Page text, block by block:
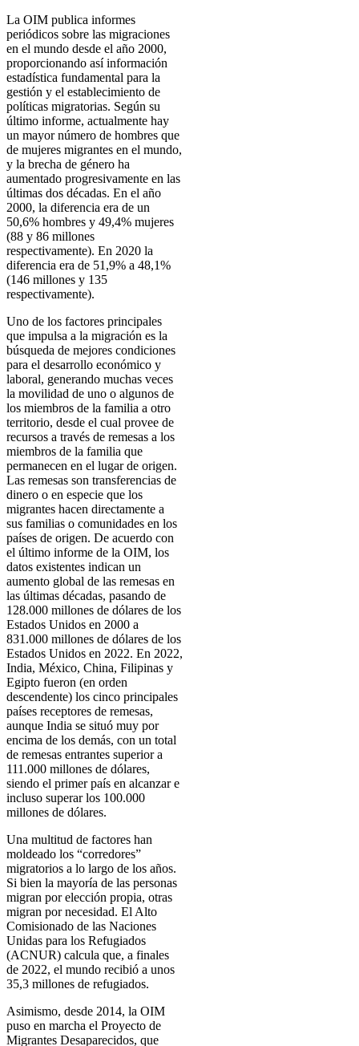
La OIM publica informes
periódicos sobre las migraciones
en el mundo desde el año 2000,
proporcionando así información
estadística fundamental para la
gestión y el establecimiento de
políticas migratorias. Según su
último informe, actualmente hay
un mayor número de hombres que
de mujeres migrantes en el mundo,
y la brecha de género ha
aumentado progresivamente en las
últimas dos décadas. En el año
2000, la diferencia era de un
50,6% hombres y 49,4% mujeres
(88 y 86 millones
respectivamente). En 2020 la
diferencia era de 51,9% a 48,1%
(146 millones y 135
respectivamente).
Uno de los factores principales
que impulsa a la migración es la
búsqueda de mejores condiciones
para el desarrollo económico y
laboral, generando muchas veces
la movilidad de uno o algunos de
los miembros de la familia a otro
territorio, desde el cual provee de
recursos a través de remesas a los
miembros de la familia que
permanecen en el lugar de origen.
Las remesas son transferencias de
dinero o en especie que los
migrantes hacen directamente a
sus familias o comunidades en los
países de origen. De acuerdo con
el último informe de la OIM, los
datos existentes indican un
aumento global de las remesas en
las últimas décadas, pasando de
128.000 millones de dólares de los
Estados Unidos en 2000 a
831.000 millones de dólares de los
Estados Unidos en 2022. En 2022,
India, México, China, Filipinas y
Egipto fueron (en orden
descendente) los cinco principales
países receptores de remesas,
aunque India se situó muy por
encima de los demás, con un total
de remesas entrantes superior a
111.000 millones de dólares,
siendo el primer país en alcanzar e
incluso superar los 100.000
millones de dólares.
Una multitud de factores han
moldeado los “corredores”
migratorios a lo largo de los años.
Si bien la mayoría de las personas
migran por elección propia, otras
migran por necesidad. El Alto
Comisionado de las Naciones
Unidas para los Refugiados
(ACNUR) calcula que, a finales
de 2022, el mundo recibió a unos
35,3 millones de refugiados.
Asimismo, desde 2014, la OIM
puso en marcha el Proyecto de
Migrantes Desaparecidos, que